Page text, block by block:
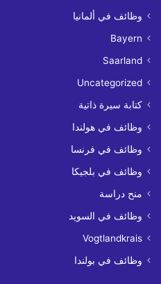
وظائف في ألمانيا
Bayern
Saarland
Uncategorized
كتابة سيرة ذاتية
وظائف في هولندا
وظائف في فرنسا
وظائف في بلجيكا
منح دراسة
وظائف في السويد
Vogtlandkrais
وظائف في بولندا